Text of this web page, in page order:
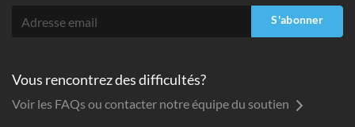
S'abonner
Vous rencontrez des difficultés?
Voir les FAQs ou contacter notre équipe du soutien